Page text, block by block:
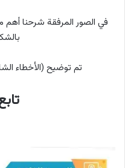
‏في الصور المرفقة شرحنا أهم
‏تم توضيح (الأخطاء